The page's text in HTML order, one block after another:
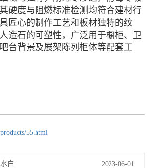
硬度与阻燃标准检测均符合建材行
匠心的制作工艺和板材独特的纹
造石的可塑性，广泛用于橱柜、卫
台背景及展架陈列柜体等配套工
55.html
白 2023-06-01